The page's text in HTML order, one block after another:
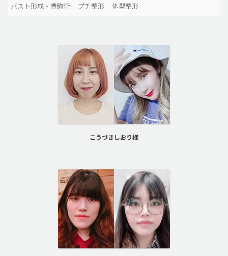
バスト形成・豊胸術 プチ整形 体型整形
こうづきしおり様